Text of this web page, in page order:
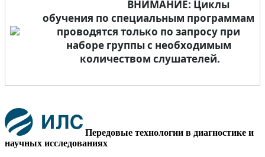
обучения по специальным программам
проводятся только по запросу при
наборе группы с необходимым
количеством слушателей.
Передовые технологии в диагностике и
научных исследованиях